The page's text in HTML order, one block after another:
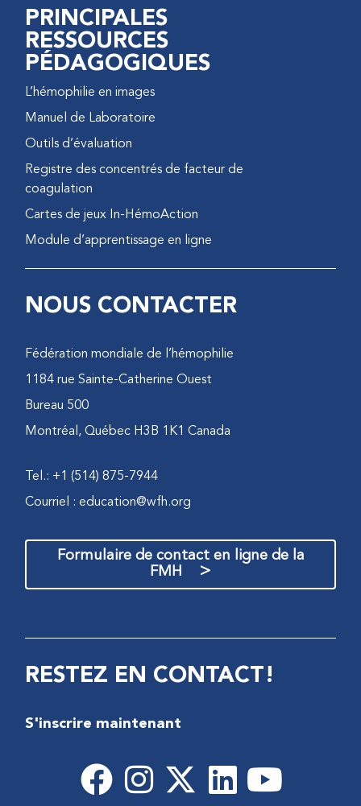
PRINCIPALES
RESSOURCES
PÉDAGOGIQUES
L’hémophilie en images
Manuel de Laboratoire
Outils d’évaluation
Registre des concentrés de facteur de
coagulation
Cartes de jeux In-HémoAction
Module d’apprentissage en ligne
NOUS CONTACTER
Fédération mondiale de l’hémophilie
1184 rue Sainte-Catherine Ouest
Bureau 500
Montréal, Québec H3B 1K1 Canada
Tel.: +1 (514) 875-7944
Courriel :education@wfh.org
Formulaire de contact en ligne de la
FMH
>
RESTEZ EN CONTACT!
S'inscrire maintenant